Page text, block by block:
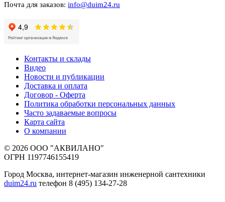
Почта для заказов: info@duim24.ru
Контакты и склады
Видео
Новости и публикации
Доставка и оплата
Договор - Оферта
Политика обработки персональных данных
Часто задаваемые вопросы
Карта сайта
О компании
© 2026 ООО "АКВИЛАНО"
ОГРН 1197746155419
Город Москва, интернет-магазин инженерной сантехники
duim24.ru телефон 8 (495) 134-27-28